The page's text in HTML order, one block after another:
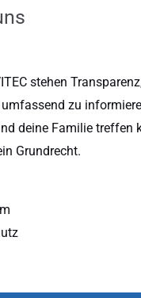
stehen
zu
deine Familie treffen
Grundrecht.